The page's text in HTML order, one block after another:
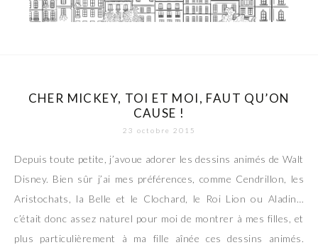
CHER MICKEY, TOI ET MOI, FAUT QU’ON
CAUSE !
23 octobre 2015
Depuis toute petite, j’avoue adorer les dessins animés de Walt
Disney. Bien sûr j’ai mes préférences, comme Cendrillon, les
Aristochats, la Belle et le Clochard, le Roi Lion ou Aladin…
c’était donc assez naturel pour moi de montrer à mes filles, et
plus particulièrement à ma fille aînée ces dessins animés.